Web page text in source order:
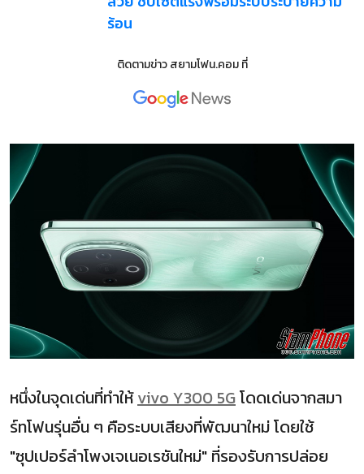
ร้อน
ติดตามข่าวสยามโฟน.คอมที่
หนึ่งในจุดเด่นที่ทำให้vivo Y300 5Gโดดเด่นจากสมา
ร์ทโฟนรุ่นอื่น ๆ คือระบบเสียงที่พัฒนาใหม่ โดยใช้
"ซุปเปอร์ลำโพงเจเนอเรชันใหม่" ที่รองรับการปล่อย